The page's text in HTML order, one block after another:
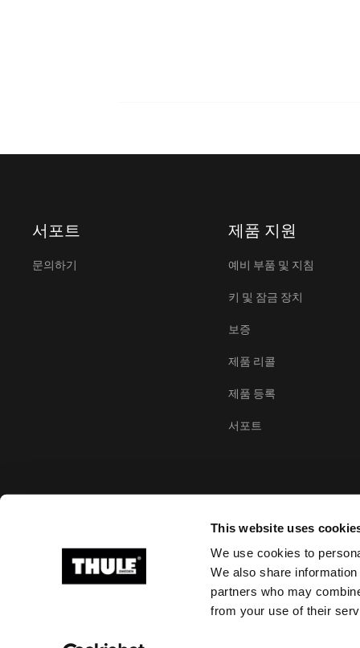
This website uses
We use cookies to
We also share
partners who may
from your use of their
서포트
문의하기
제품 지원
예비 부품 및 지침
키 및 잠금 장치
보증
제품 리콜
제품 등록
서포트
Ⓒ 2026 Thule Group 모든 권리 보유